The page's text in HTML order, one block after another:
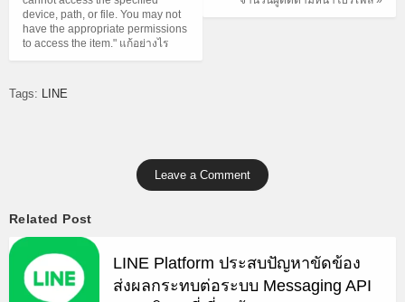
device, path, or file. You may not
have the appropriate permissions
to access the item." แก้อย่างไร
Tags: LINE
Leave a Comment
Related Post
LINE Platform ประสบปัญหาขัดข้อง
ส่งผลกระทบต่อระบบ Messaging API